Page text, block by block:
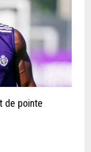
de pointe